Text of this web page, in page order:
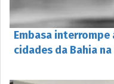
Embasa
cidades da Bahia